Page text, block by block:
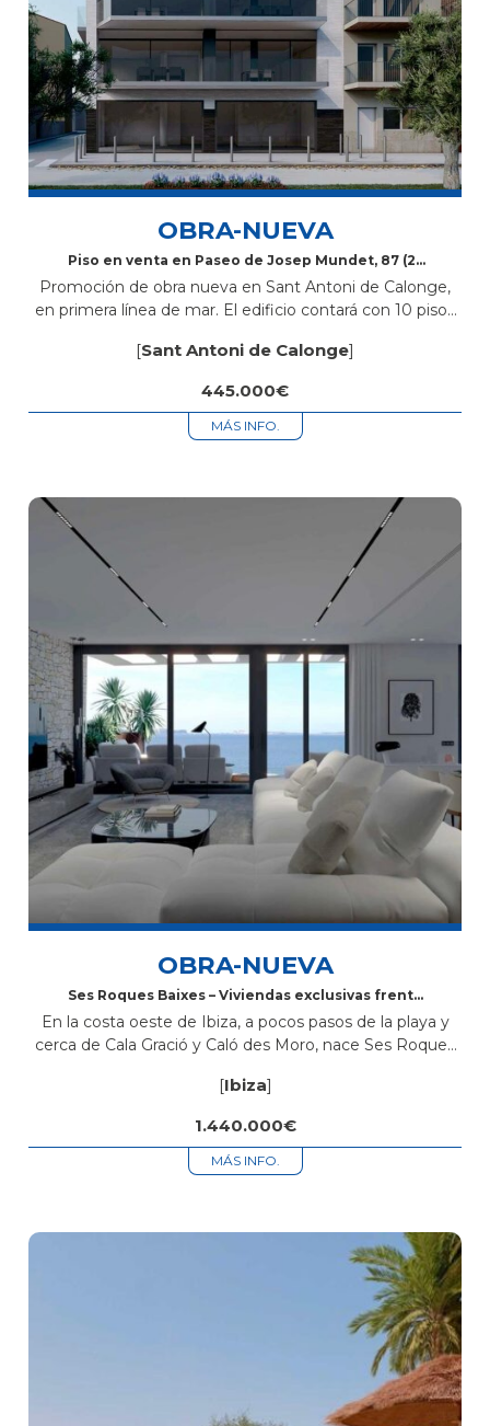
OBRA-NUEVA
Piso en venta en Paseo de Josep Mundet, 87 (2º
Promoción de obra nueva en Sant Antoni de Calonge,
en primera línea de mar. El edificio contará con 10 pisos
[Sant Antoni de Calonge]
445.000€
MÁS INFO.
OBRA-NUEVA
Ses Roques Baixes – Viviendas exclusivas frente
En la costa oeste de Ibiza, a pocos pasos de la playa y
cerca de Cala Gració y Caló des Moro, nace Ses Roques
ibicenco,...
[Ibiza]
1.440.000€
MÁS INFO.